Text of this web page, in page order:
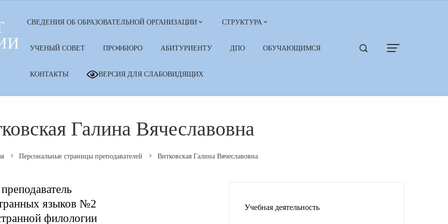
СВЕДЕНИЯ ОБ ОБРАЗОВАТЕЛЬНОЙ ОРГАНИЗАЦИИ СТРУКТУРА
УЧЕНЫЙ СОВЕТ ПРОФБЮРО АБИТУРИЕНТУ ДПО ОБУЧАЮЩИМСЯ
КОНТАКТЫ ВЕРСИЯ ДЛЯ СЛАБОВИДЯЩИХ
Галина Вячеславовна
Персональные страницы преподавателей Витковская Галина Вячеславовна
языков №2
филологии
Учебная деятельность